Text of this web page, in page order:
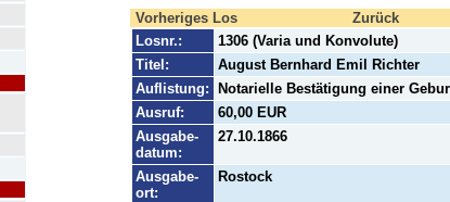
Vorheriges Los Zurück
Losnr.:
1306 (Varia und Konvolute)
Titel:
August Bernhard Emil Richter
Auflistung:
Notarielle Bestätigung einer
Ausruf:
60,00 EUR
Ausgabe-
datum:
27.10.1866
Ausgabe-
ort:
Rostock